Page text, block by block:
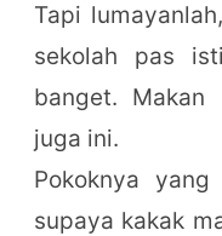
Tapi
sekolah pas
banget.
juga ini.
Pokoknya
supaya kakak